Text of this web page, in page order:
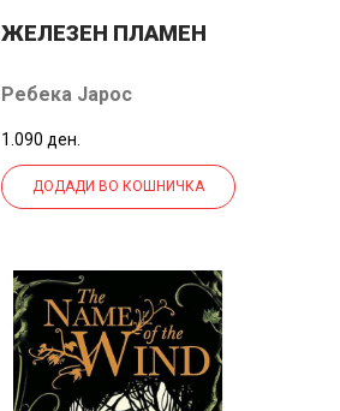
ЖЕЛЕЗЕН ПЛАМЕН
Ребека Јарос
1.090 ден.
ДОДАДИ ВО КОШНИЧКА